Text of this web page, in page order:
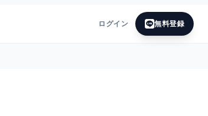
ログイン 無料登録